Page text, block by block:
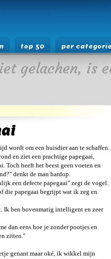
top 50 per categorie
gelachen, is
wordt om een huisdier aan te schaffen.
en ziet een prachtige papegaai,
Toch heeft het beest geen voeten en
denkt de man hardop.
een defecte papegaai" zegt de vogel.
die papegaai begrijpt wat ik zeg en
Ik ben bovenmatig intelligent en zeer
dan eens hoe je zonder pootjes en
zitten."
genant maar oké, ik wikkel mijn